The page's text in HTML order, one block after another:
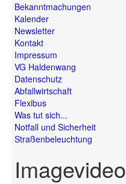
Bekanntmachungen
Kalender
Newsletter
Kontakt
Impressum
VG Haldenwang
Datenschutz
Abfallwirtschaft
Flexibus
Was tut sich...
Notfall und Sicherheit
Straßenbeleuchtung
Imagevideo